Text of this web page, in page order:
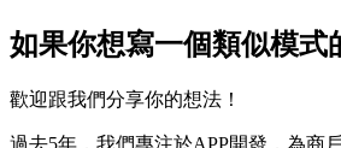
如果你想寫一個類似模式
歡迎跟我們分享你的想法！
過去5年，我們專注於APP開發，為商